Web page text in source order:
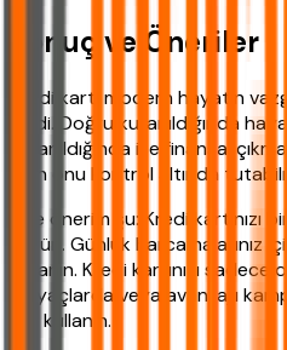
Sonuç ve Öneriler
Kredi kartı modern hayatın
geldi. Doğru kullanıldığında
kullanıldığında ise finansal
olan onu kontrol altında
Size önerim şu: Kredi kartınızı
görün. Günlük
kullanın. Kredi kartınızı
ihtiyaçlarda veya avantajlı
için kullanın.